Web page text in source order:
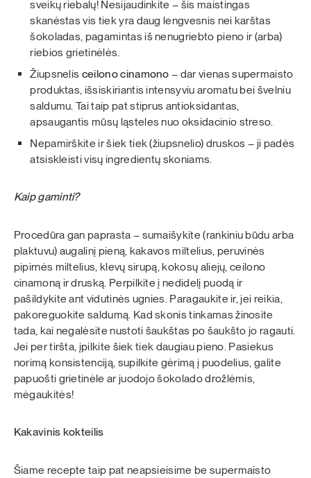
sveikų riebalų! Nesijaudinkite – šis maistingas
skanėstas vis tiek yra daug lengvesnis nei karštas
šokoladas, pagamintas iš nenugriebto pieno ir (arba)
riebios grietinėlės.
Žiupsnelis ceilono cinamono – dar vienas supermaisto
produktas, išsiskiriantis intensyviu aromatu bei švelniu
saldumu. Tai taip pat stiprus antioksidantas,
apsaugantis mūsų ląsteles nuo oksidacinio streso.
Nepamirškite ir šiek tiek (žiupsnelio) druskos – ji padės
atsiskleisti visų ingredientų skoniams.
Kaip gaminti?
Procedūra gan paprasta – sumaišykite (rankiniu būdu arba
plaktuvu) augalinį pieną, kakavos miltelius, peruvinės
pipirnės miltelius, klevų sirupą, kokosų aliejų, ceilono
cinamoną ir druską. Perpilkite į nedidelį puodą ir
pašildykite ant vidutinės ugnies. Paragaukite ir, jei reikia,
pakoreguokite saldumą. Kad skonis tinkamas žinosite
tada, kai negalėsite nustoti šaukštas po šaukšto jo ragauti.
Jei per tiršta, įpilkite šiek tiek daugiau pieno. Pasiekus
norimą konsistenciją, supilkite gėrimą į puodelius, galite
papuošti grietinėle ar juodojo šokolado drožlėmis,
mėgaukitės!
Kakavinis kokteilis
Šiame recepte taip pat neapsieisime be supermaisto